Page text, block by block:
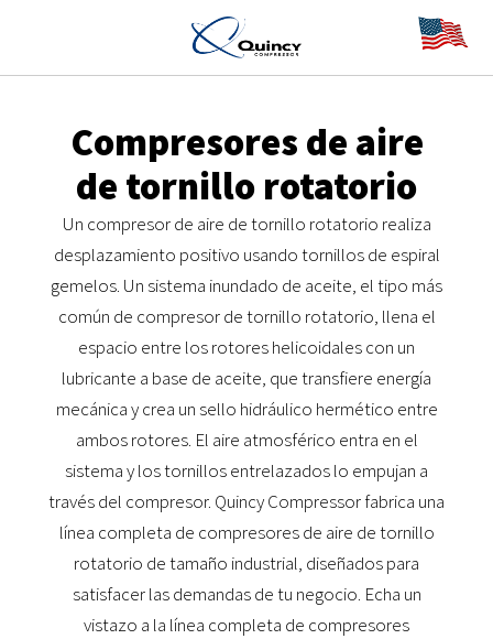
Compresores de aire
de tornillo rotatorio
Un compresor de aire de tornillo rotatorio realiza
desplazamiento positivo usando tornillos de espiral
gemelos. Un sistema inundado de aceite, el tipo más
común de compresor de tornillo rotatorio, llena el
espacio entre los rotores helicoidales con un
lubricante a base de aceite, que transfiere energía
mecánica y crea un sello hidráulico hermético entre
ambos rotores. El aire atmosférico entra en el
sistema y los tornillos entrelazados lo empujan a
través del compresor. Quincy Compressor fabrica una
línea completa de compresores de aire de tornillo
rotatorio de tamaño industrial, diseñados para
satisfacer las demandas de tu negocio. Echa un
vistazo a la línea completa de compresores